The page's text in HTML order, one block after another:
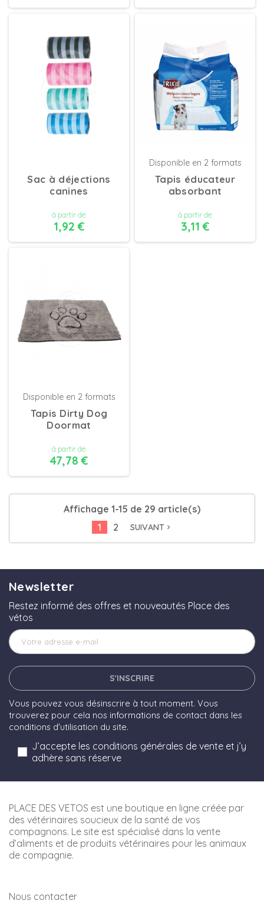
DÉTAILS
Sac à déjections
canines
à partir de
1,92 €
Disponible en 2 formats
Tapis éducateur
absorbant
à partir de
3,11 €
Disponible en 2 formats
Tapis Dirty Dog
Doormat
à partir de
47,78 €
DÉTAILS
Affichage 1-15 de 29 article(s)
1
2 SUIVANTnavigate_next
Newsletter
Restez informé des offres et nouveautés Place des
vétos
S'INSCRIRE
Vous pouvez vous désinscrire à tout moment. Vous
trouverez pour cela nos informations de contact dans les
conditions d'utilisation du site.
J’accepte les conditions générales de vente et j’y
adhère sans réserve
PLACE DES VETOS est une boutique en ligne créée par
des vétérinaires soucieux de la santé de vos
compagnons. Le site est spécialisé dans la vente
d’aliments et de produits vétérinaires pour les animaux
de compagnie.
Nous contacter